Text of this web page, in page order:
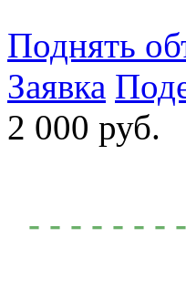
Поднять
Заявка
2 000 руб.
- - - - - - -